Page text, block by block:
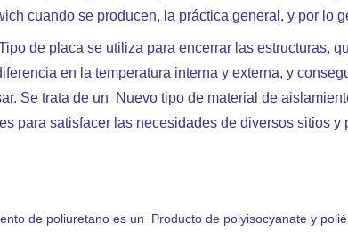
cuando se producen, la práctica general, y por lo
de placa se utiliza para encerrar las estructuras,
en la temperatura interna y externa, y
Se trata de un Nuevo tipo de material de
para satisfacer las necesidades de diversos sitios y
de poliuretano es un Producto de polyisocyanate y